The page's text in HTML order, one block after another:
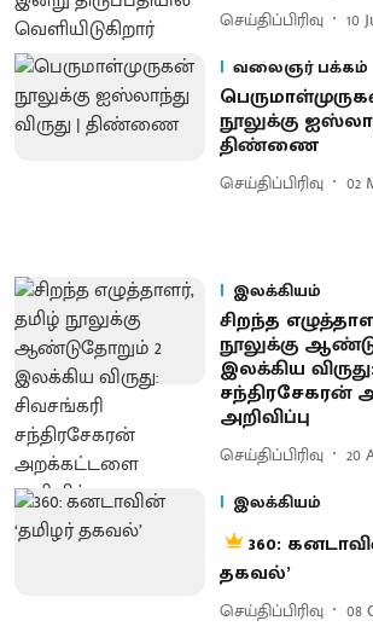
செய்திப்பிரிவு 10
வலைஞர் பக்கம்
நூலுக்கு
திண்ணை
செய்திப்பிரிவு 02
இலக்கியம்
சிறந்த
நூலுக்கு
இலக்கிய
அறிவிப்பு
செய்திப்பிரிவு 20
இலக்கியம்
360:
தகவல்’
செய்திப்பிரிவு 08